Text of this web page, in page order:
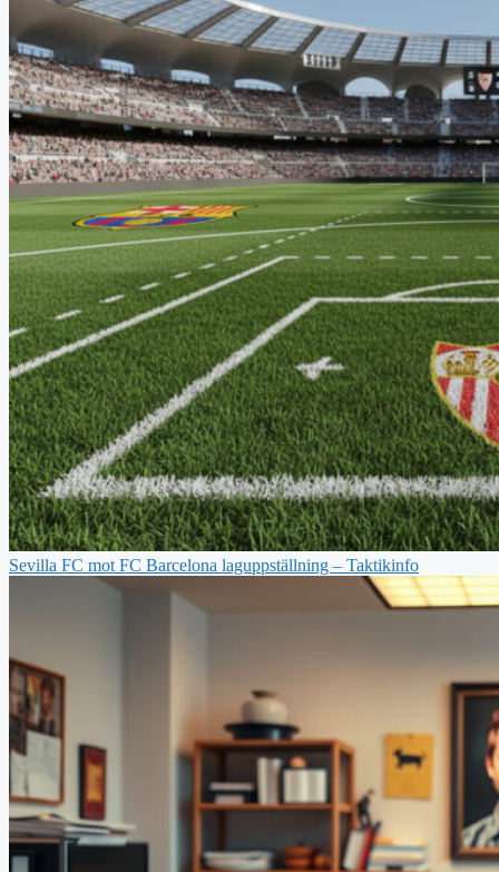
Sevilla FC mot FC Barcelona laguppställning – Taktikinfo